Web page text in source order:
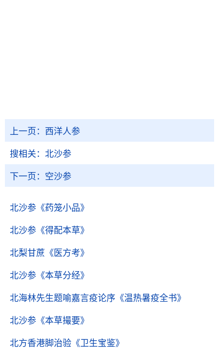
上一页： 西洋人参
搜相关： 北沙参
下一页： 空沙参
北沙参 《药笼小品》
北沙参 《得配本草》
北梨甘蔗 《医方考》
北沙参 《本草分经》
北海林先生题喻嘉言疫论序 《温热暑疫全书》
北沙参 《本草撮要》
北方香港脚治验 《卫生宝鉴》